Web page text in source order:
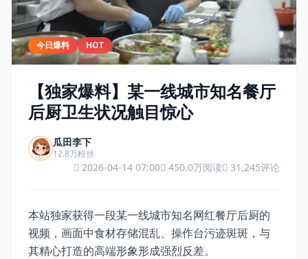
今日爆料 HOT
【独家爆料】某一线城市知名餐厅
后厨卫生状况触目惊心
瓜田李下
12.8万粉丝
2026-04-14 07:00 450.0万阅读 31,245评论
本站独家获得一段某一线城市知名网红餐厅后厨的
视频，画面中食材存储混乱、操作台污迹斑斑，与
其精心打造的高端形象形成强烈反差。